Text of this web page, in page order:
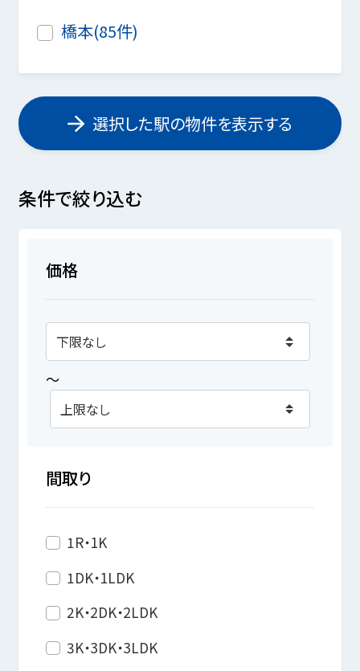
橋本(85件)
選択した駅の物件を表示する
条件で絞り込む
価格
～
間取り
1R・1K
1DK・1LDK
2K・2DK・2LDK
3K・3DK・3LDK